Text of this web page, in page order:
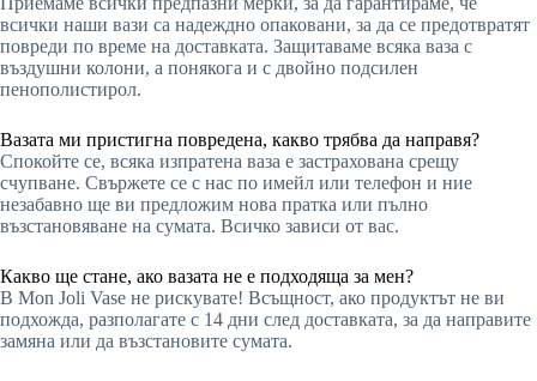
всички наши вази са надеждно опаковани, за да се предотвратят
повреди по време на доставката. Защитаваме всяка ваза с
въздушни колони, а понякога и с двойно подсилен
пенополистирол.
Вазата ми пристигна повредена, какво трябва да направя?
Спокойте се, всяка изпратена ваза е застрахована срещу
счупване. Свържете се с нас по имейл или телефон и ние
незабавно ще ви предложим нова пратка или пълно
възстановяване на сумата. Всичко зависи от вас.
Какво ще стане, ако вазата не е подходяща за мен?
В Mon Joli Vase не рискувате! Всъщност, ако продуктът не ви
подхожда, разполагате с 14 дни след доставката, за да направите
замяна или да възстановите сумата.